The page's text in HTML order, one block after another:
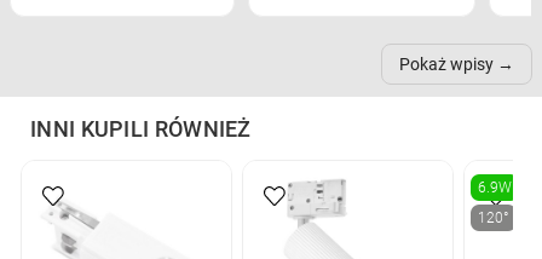
nich może przydać się w
Pokaż wpisy
INNI KUPILI RÓWNIEŻ
6.9W
120°